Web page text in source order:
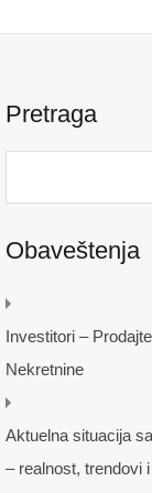
Pretraga
Obaveštenja
Investitori –
Nekretnine
Aktuelna situacija
– realnost, trendovi